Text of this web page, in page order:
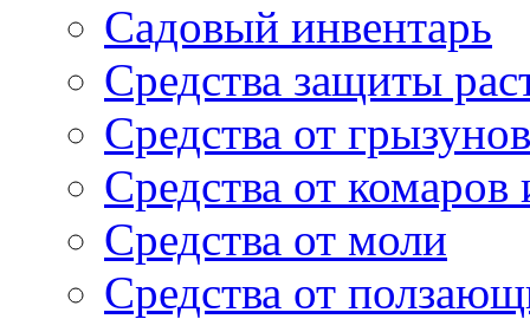
Садовый инвентарь
Средства защиты
Средства от грызунов
Средства от
Средства от моли
Средства от